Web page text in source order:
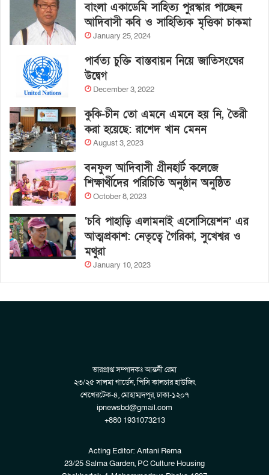
বাংলা একাডেমি সাহিত্য পুরস্কার পাচ্ছেন
আদিবাসী কবি ও সাহিত্যিক মৃত্তিকা চাকমা
January 25, 2024
পার্বত্য চুক্তি বাস্তবায়ন নিয়ে জাতিসংঘের
উদ্বেগ
December 3, 2022
কুকি-চীন তো এমনে এমনে হয় নি, তৈরী
করা হয়েছে: রাশেদ খান মেনন
August 3, 2023
বনফুল আদিবাসী গ্রীনহার্ট কলেজে
শিক্ষার্থীদের পরিচিতি অনুষ্ঠান অনুষ্ঠিত
October 8, 2023
‘চবি পাহাড়ি এলামনাই এসোসিয়েশন’ এর
আত্মপ্রকাশ: নেতৃত্বে গৈরিকা, সুখেশ্বর ও
মথুরা
January 10, 2023
ভারপ্রাপ্ত সম্পাদকঃ আন্তনী রেমা
২৩/২৫ সালমা গার্ডেন, পিসি কালচার হাউজিং
শেখেরটেক-৪, মোহাম্মদপুর, ঢাকা-১২০৭
ipnewsbd@gmail.com
+880 1931073213
Acting Editor: Antani Rema
23/25 Salma Garden, PC Culture Housing